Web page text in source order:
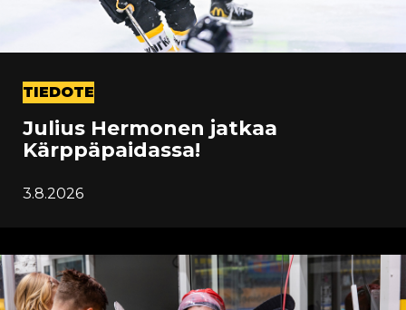
TIEDOTE
Julius Hermonen jatkaa
Kärppäpaidassa!
3.8.2026